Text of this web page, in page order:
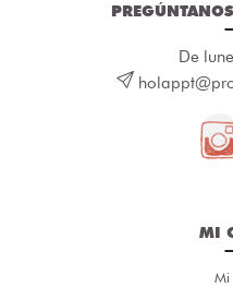
De
MI
Mi